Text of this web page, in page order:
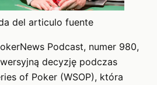
del articulo fuente
Podcast, numer 980,
decyzję podczas
of Poker (WSOP), która